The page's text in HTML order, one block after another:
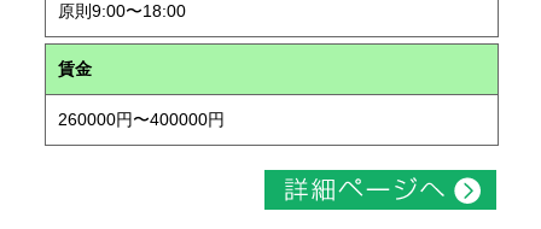
原則9:00〜18:00
賃金
260000円〜400000円